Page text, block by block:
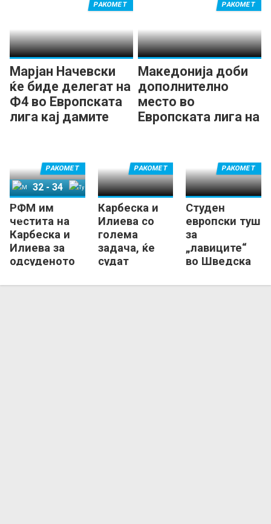
Марјан Начевски
ќе биде делегат на
Ф4 во Европската
лига кај дамите
РАКОМЕТ
Македонија доби
дополнително
место во
Европската лига на
РАКОМЕТ
РФМ им
честита на
Карбеска и
Илиева за
одсуденото
РАКОМЕТ
Митјиланд
32 -34
Карбеска и
Илиева со
голема
задача, ќе
судат
финале
РАКОМЕТ
Студен
европски туш
за
„лавиците“
во Шведска
РАКОМЕТ